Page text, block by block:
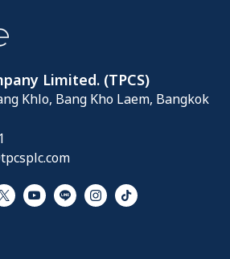
Limited. (TPCS)
Khlo, Bang Kho Laem, Bangkok